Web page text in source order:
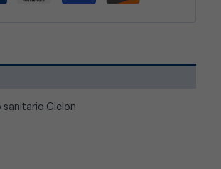
Ciclon